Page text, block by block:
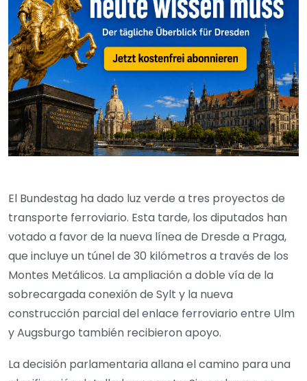
El Bundestag ha dado luz verde a tres proyectos de
transporte ferroviario. Esta tarde, los diputados han
votado a favor de la nueva línea de Dresde a Praga,
que incluye un túnel de 30 kilómetros a través de los
Montes Metálicos. La ampliación a doble vía de la
sobrecargada conexión de Sylt y la nueva
construcción parcial del enlace ferroviario entre Ulm
y Augsburgo también recibieron apoyo.
La decisión parlamentaria allana el camino para una